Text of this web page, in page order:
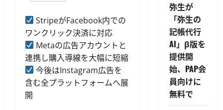
StripeがFacebook内での
ワンクリック決済に対応
Metaの広告アカウントと
連携し購入導線を大幅に短縮
今後はInstagram広告を
含む全プラットフォームへ展
開
弥生が
「弥生の
記帳代行
AI」β版を
提供開
始、PAP会
員向けに
無料で